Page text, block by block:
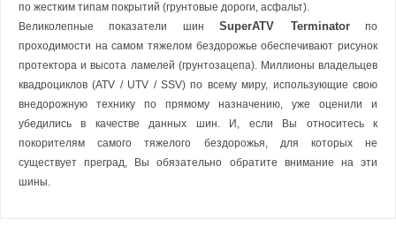
по жестким типам покрытий (грунтовые дороги, асфальт).
Великолепные показатели шинSuperATV Terminatorпо
проходимости на самом тяжелом бездорожье обеспечивают рисунок
протектора и высота ламелей (грунтозацепа). Миллионы владельцев
квадроциклов (ATV / UTV / SSV) по всему миру, использующие свою
внедорожную технику по прямому назначению, уже оценили и
убедились в качестве данных шин. И, если Вы относитесь к
покорителям самого тяжелого бездорожья, для которых не
существует преград, Вы обязательно обратите внимание на эти
шины.